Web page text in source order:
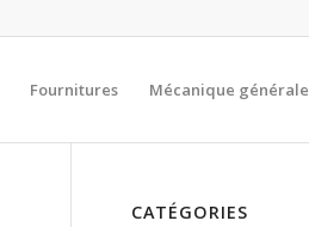
Fournitures Mécanique générale
CATÉGORIES